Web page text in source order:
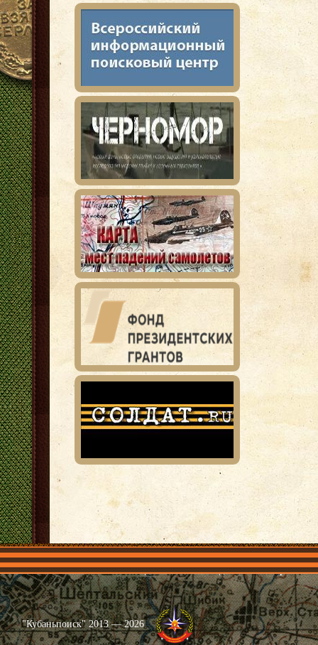
Главная Имена Общественные объединения Проекты
"Кубаньпоиск" 2013 — 2026